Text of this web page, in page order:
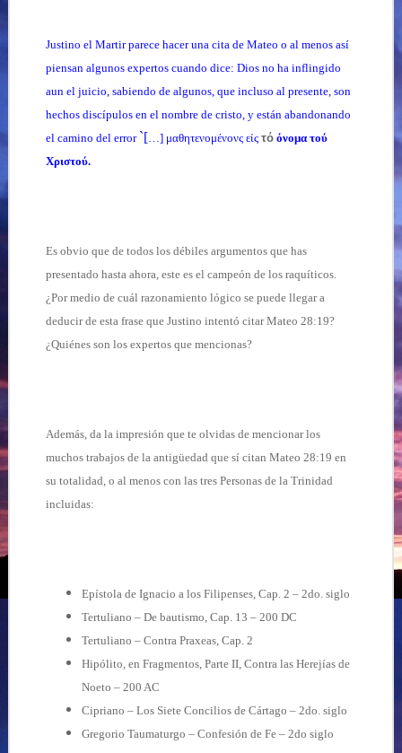
Justino el Martir parece hacer una cita de Mateo o al menos así
piensan algunos expertos cuando dice: Dios no ha inflingido
aun el juicio, sabiendo de algunos, que incluso al presente, son
hechos discípulos en el nombre de cristo, y están abandonando
el camino del error `[…] μαθητενομένονς είς τό όνομα τού
Χριστού.
Es obvio que de todos los débiles argumentos que has
presentado hasta ahora, este es el campeón de los raquíticos.
¿Por medio de cuál razonamiento lógico se puede llegar a
deducir de esta frase que Justino intentó citar Mateo 28:19?
¿Quiénes son los expertos que mencionas?
Además, da la impresión que te olvidas de mencionar los
muchos trabajos de la antigüedad que sí citan Mateo 28:19 en
su totalidad, o al menos con las tres Personas de la Trinidad
incluidas:
Epístola de Ignacio a los Filipenses, Cap. 2 – 2do. siglo
Tertuliano – De bautismo, Cap. 13 – 200 DC
Tertuliano – Contra Praxeas, Cap. 2
Hipólito, en Fragmentos, Parte II, Contra las Herejías de
Noeto – 200 AC
Cipriano – Los Siete Concilios de Cártago – 2do. siglo
Gregorio Taumaturgo – Confesión de Fe – 2do siglo